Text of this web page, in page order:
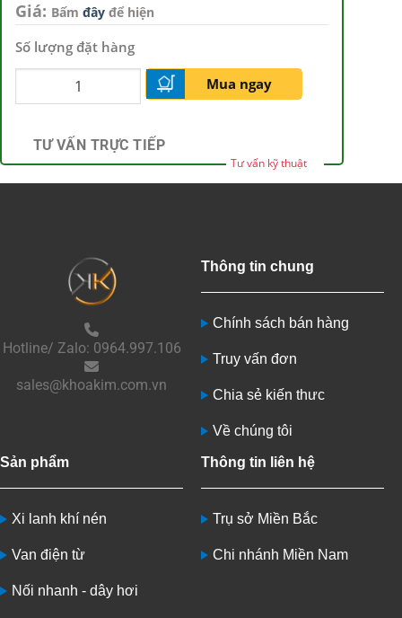
Giá: Bấm đây để hiện
Số lượng đặt hàng
Mua ngay
TƯ VẤN TRỰC TIẾP
Tư vấn kỹ thuật
Hotline/ Zalo: 0964.997.106
sales@khoakim.com.vn
Thông tin chung
Chính sách bán hàng
Truy vấn đơn
Chia sẻ kiến thưc
Về chúng tôi
Sản phẩm
Xi lanh khí nén
Van điện từ
Nối nhanh - dây hơi
Thông tin liên hệ
Trụ sở Miền Bắc
Chi nhánh Miền Nam